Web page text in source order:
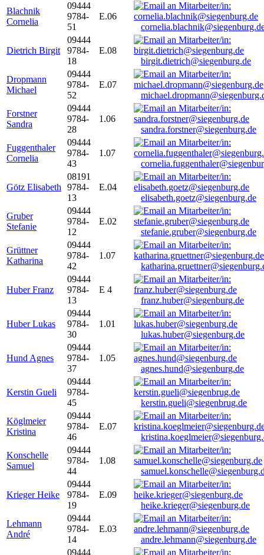
Blachnik
Cornelia
09444
9784-
51
E.06
Dietrich Birgit
09444
9784-
18
E.08
birgit.dietrich@siegenburg.de
Dropmann
Michael
09444
9784-
52
E.07
Forstner
Sandra
09444
9784-
28
1.06
sandra.forstner@siegenburg.de
Fuggenthaler
Cornelia
09444
9784-
43
1.07
Götz Elisabeth
08191
9784-
13
E.04
elisabeth.goetz@siegenburg.de
Gruber
Stefanie
09444
9784-
12
E.02
stefanie.gruber@siegenburg.de
Grüttner
Katharina
09444
9784-
42
1.07
Huber Franz
09444
9784-
13
E 4
franz.huber@siegenburg.de
Huber Lukas
09444
9784-
30
1.01
lukas.huber@siegenburg.de
Hund Agnes
09444
9784-
37
1.05
agnes.hund@siegenburg.de
Kerstin Gueli
09444
9784-
45
kerstin.gueli@siegenbrug.de
Köglmeier
Kristina
09444
9784-
46
E.07
Konschelle
Samuel
09444
9784-
44
1.08
Krieger Heike
09444
9784-
19
E.09
heike.krieger@siegenburg.de
Lehmann
André
09444
9784-
14
E.03
andre.lehmann@siegenburg.de
09444